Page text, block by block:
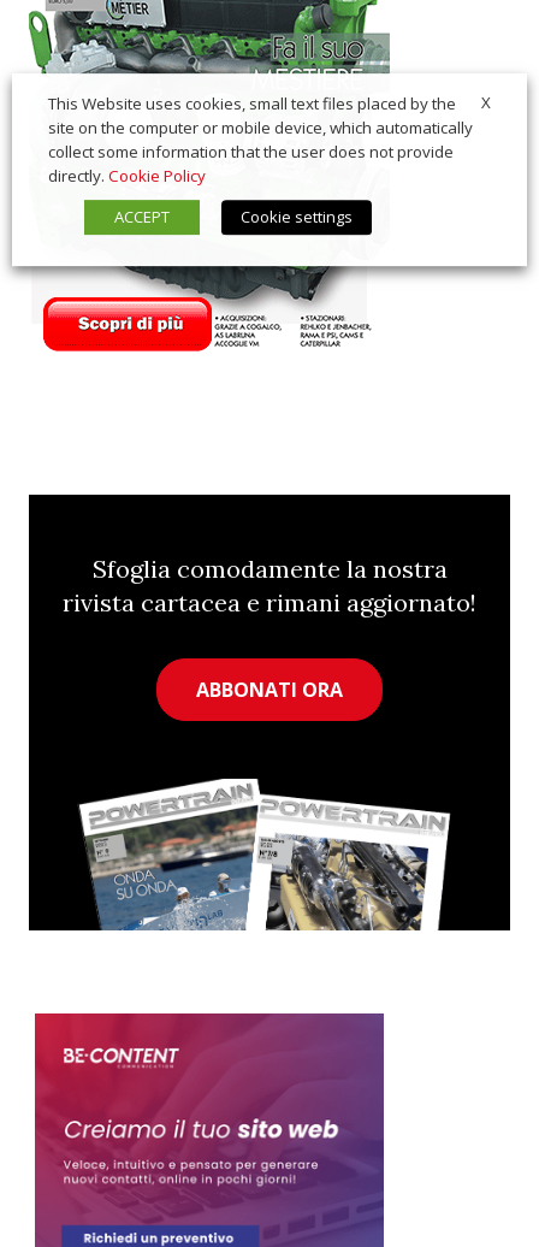
Sfoglia comodamente la nostra
rivista cartacea e rimani aggiornato!
ABBONATI ORA
X
This Website uses cookies, small text files placed by the
site on the computer or mobile device, which automatically
collect some information that the user does not provide
directly. Cookie Policy
ACCEPT
Cookie settings